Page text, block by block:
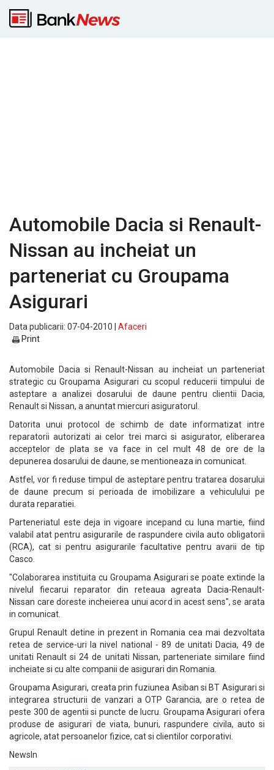
Automobile Dacia si Renault-
Nissan au incheiat un
parteneriat cu Groupama
Asigurari
Data publicarii: 07-04-2010 | Afaceri
Print
Automobile Dacia si Renault-Nissan au incheiat un parteneriat
strategic cu Groupama Asigurari cu scopul reducerii timpului de
asteptare a analizei dosarului de daune pentru clientii Dacia,
Renault si Nissan, a anuntat miercuri asiguratorul.
Datorita unui protocol de schimb de date informatizat intre
reparatorii autorizati ai celor trei marci si asigurator, eliberarea
acceptelor de plata se va face in cel mult 48 de ore de la
depunerea dosarului de daune, se mentioneaza in comunicat.
Astfel, vor fi reduse timpul de asteptare pentru tratarea dosarului
de daune precum si perioada de imobilizare a vehiculului pe
durata reparatiei.
Parteneriatul este deja in vigoare incepand cu luna martie, fiind
valabil atat pentru asigurarile de raspundere civila auto obligatorii
(RCA), cat si pentru asigurarile facultative pentru avarii de tip
Casco.
"Colaborarea instituita cu Groupama Asigurari se poate extinde la
nivelul fiecarui reparator din reteaua agreata Dacia-Renault-
Nissan care doreste incheierea unui acord in acest sens", se arata
in comunicat.
Grupul Renault detine in prezent in Romania cea mai dezvoltata
retea de service-uri la nivel national - 89 de unitati Dacia, 49 de
unitati Renault si 24 de unitati Nissan, parteneriate similare fiind
incheiate si cu alte companii de asigurari din Romania.
Groupama Asigurari, creata prin fuziunea Asiban si BT Asigurari si
integrarea structurii de vanzari a OTP Garancia, are o retea de
peste 300 de agentii si puncte de lucru. Groupama Asigurari ofera
produse de asigurari de viata, bunuri, raspundere civila, auto si
agricole, atat persoanelor fizice, cat si clientilor corporativi.
NewsIn